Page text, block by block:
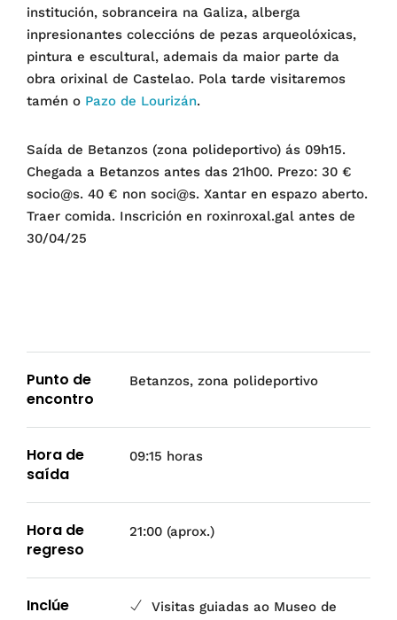
institución, sobranceira na Galiza, alberga
inpresionantes coleccións de pezas arqueolóxicas,
pintura e escultural, ademais da maior parte da
obra orixinal de Castelao. Pola tarde visitaremos
tamén o Pazo de Lourizán.
Saída de Betanzos (zona polideportivo) ás 09h15.
Chegada a Betanzos antes das 21h00. Prezo: 30 €
socio@s. 40 € non soci@s. Xantar en espazo aberto.
Traer comida. Inscrición en roxinroxal.gal antes de
30/04/25
Punto de
encontro
Betanzos, zona polideportivo
Hora de
saída
09:15 horas
Hora de
regreso
21:00 (aprox.)
Inclúe Visitas guiadas ao Museo de